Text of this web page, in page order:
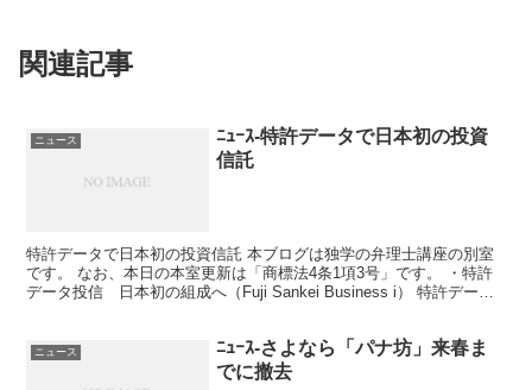
関連記事
ニュース
ﾆｭｰｽ-特許データで日本初の投資
信託
特許データで日本初の投資信託 本ブログは独学の弁理士講座の別室
です。 なお、本日の本室更新は「商標法4条1項3号」です。 ・特許
データ投信 日本初の組成へ（Fuji Sankei Business i） 特許データ
ニュース
ﾆｭｰｽ-さよなら「パナ坊」来春ま
でに撤去